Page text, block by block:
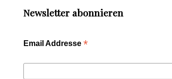
Newsletter abonnieren
Email Addresse *